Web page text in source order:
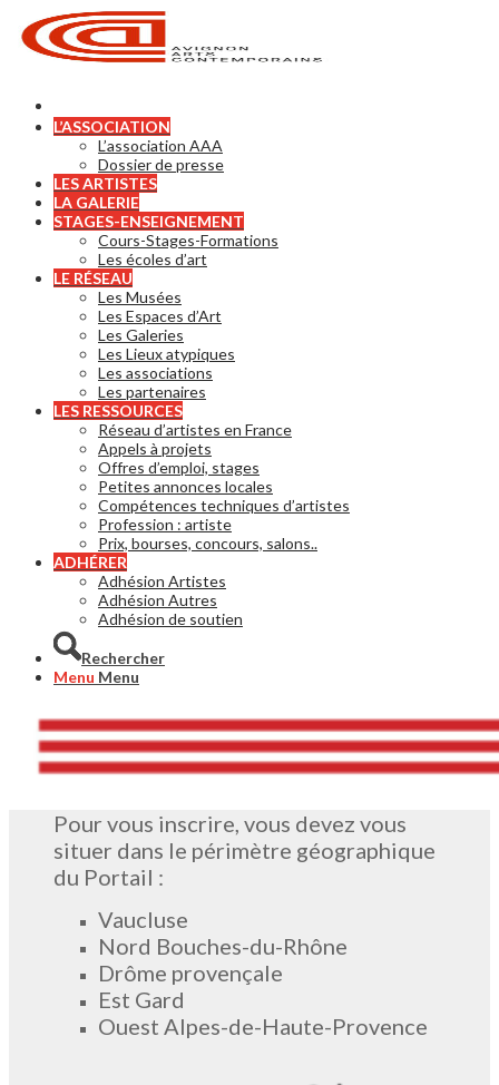
L’ASSOCIATION
L’association AAA
Dossier de presse
LES ARTISTES
LA GALERIE
STAGES-ENSEIGNEMENT
Cours-Stages-Formations
Les écoles d’art
LE RÉSEAU
Les Musées
Les Espaces d’Art
Les Galeries
Les Lieux atypiques
Les associations
Les partenaires
LES RESSOURCES
Réseau d’artistes en France
Appels à projets
Offres d’emploi, stages
Petites annonces locales
Compétences techniques d’artistes
Profession : artiste
Prix, bourses, concours, salons..
ADHÉRER
Adhésion Artistes
Adhésion Autres
Adhésion de soutien
Rechercher
Menu Menu
Pour vous inscrire, vous devez vous
situer dans le périmètre géographique
du Portail :
Vaucluse
Nord Bouches-du-Rhône
Drôme provençale
Est Gard
Ouest Alpes-de-Haute-Provence